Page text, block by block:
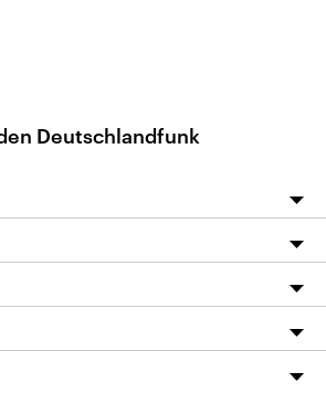
Deutschlandfunk
auf dlf.de
App